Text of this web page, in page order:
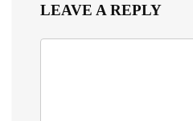
LEAVE A REPLY